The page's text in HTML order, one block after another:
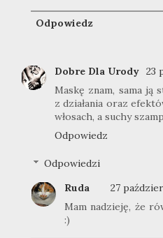
Odpowiedz
Dobre Dla Urody 23
Maskę znam, sama ją
z działania oraz
włosach, a suchy
Odpowiedz
Odpowiedzi
Ruda
27
Mam nadzieję, że
:)